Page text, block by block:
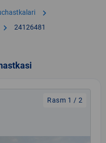
chevron_right
chevron_right 24126481
Rasm 1 / 2